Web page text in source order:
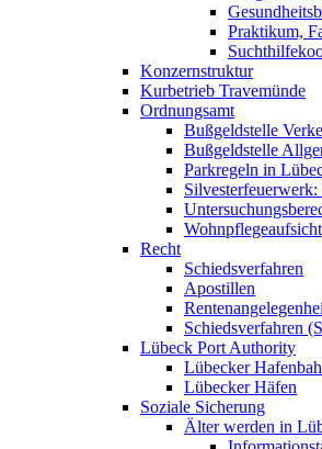
Praktikum,
Konzernstruktur
Kurbetrieb Travemünde
Ordnungsamt
Bußgeldstelle
Bußgeldstelle
Parkregeln in
Silvesterfeuerwerk:
Wohnpflegeaufsicht
Recht
Schiedsverfahren
Apostillen
Schiedsverfahren
Lübeck Port Authority
Lübecker
Lübecker Häfen
Soziale Sicherung
Älter werden in